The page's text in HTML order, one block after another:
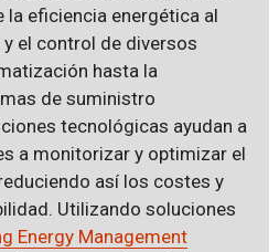
la eficiencia energética al
el control de diversos
hasta la
de suministro
tecnológicas ayudan a
a monitorizar y optimizar el
así los costes y
Utilizando soluciones
Energy Management